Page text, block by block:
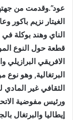
عود”.وقدمت من
الغيتار نزيم
الناي وهند بوكلة
قطعة حول النوع
الافريقي البرازيلي
البرتغالية, وهو
الثقافي غير
ورئيس مفوضية
إيطاليا والبرتغال